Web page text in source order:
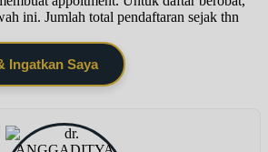
ini. Jumlah total pendaftaran sejak thn
Ingatkan Saya